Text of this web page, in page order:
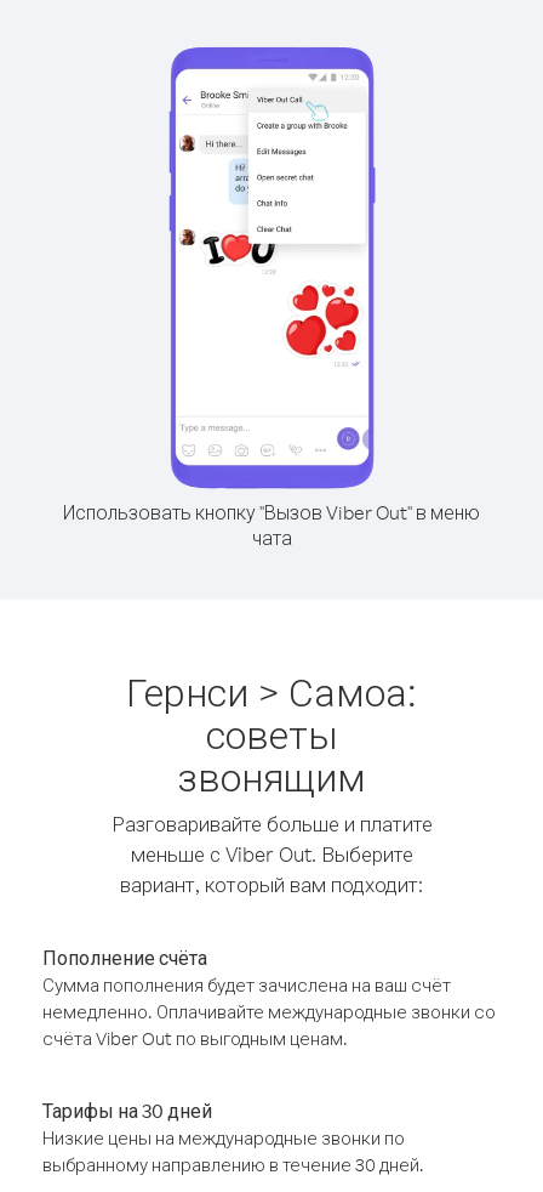
Использовать кнопку "Вызов Viber Out" в меню
чата
Гернси > Самоа:
советы
звонящим
Разговаривайте больше и платите
меньше с Viber Out. Выберите
вариант, который вам подходит:
Пополнение счёта
Сумма пополнения будет зачислена на ваш счёт
немедленно. Оплачивайте международные звонки со
счёта Viber Out по выгодным ценам.
Тарифы на 30 дней
Низкие цены на международные звонки по
выбранному направлению в течение 30 дней.